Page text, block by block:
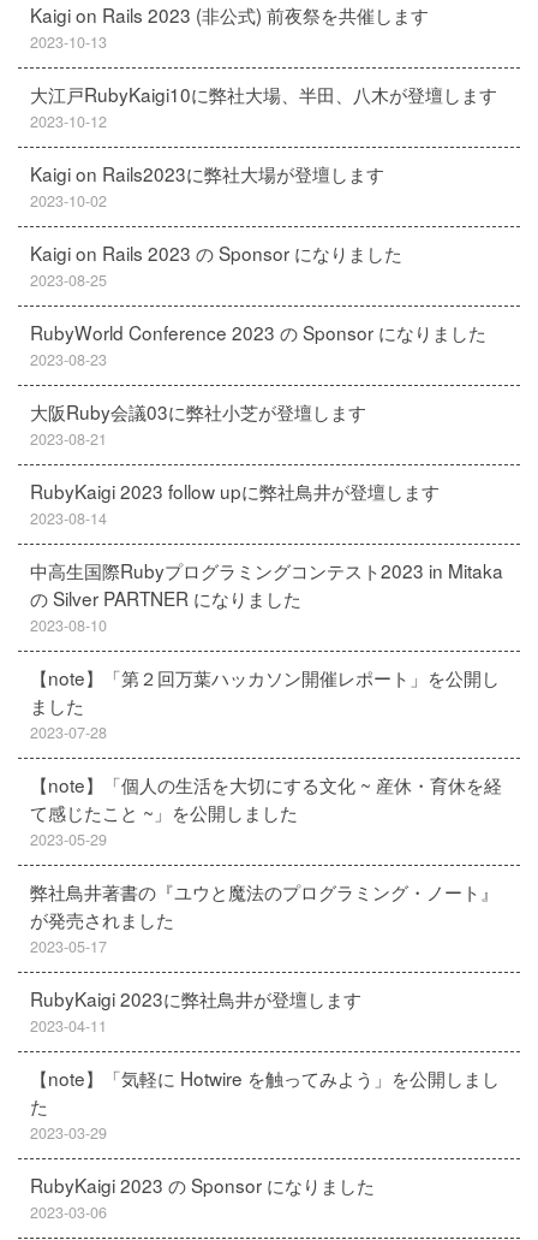
Kaigi on Rails 2023 (非公式) 前夜祭を共催します
2023-10-13
大江戸RubyKaigi10に弊社大場、半田、八木が登壇します
2023-10-12
Kaigi on Rails2023に弊社大場が登壇します
2023-10-02
Kaigi on Rails 2023 の Sponsor になりました
2023-08-25
RubyWorld Conference 2023 の Sponsor になりました
2023-08-23
大阪Ruby会議03に弊社小芝が登壇します
2023-08-21
RubyKaigi 2023 follow upに弊社鳥井が登壇します
2023-08-14
中高生国際Rubyプログラミングコンテスト2023 in Mitaka
の Silver PARTNER になりました
2023-08-10
【note】「第２回万葉ハッカソン開催レポート」を公開し
ました
2023-07-28
【note】「個人の生活を大切にする文化 ~ 産休・育休を経
て感じたこと ~」を公開しました
2023-05-29
弊社鳥井著書の『ユウと魔法のプログラミング・ノート』
が発売されました
2023-05-17
RubyKaigi 2023に弊社鳥井が登壇します
2023-04-11
【note】「気軽に Hotwire を触ってみよう」を公開しまし
た
2023-03-29
RubyKaigi 2023 の Sponsor になりました
2023-03-06